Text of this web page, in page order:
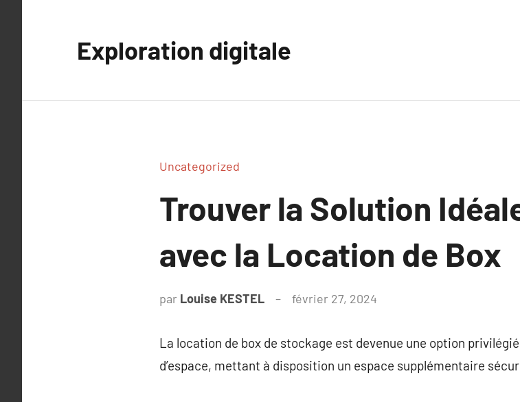
Exploration digitale
Uncategorized
Trouver la Solution
avec la Location de Box
par Louise KESTEL février 27, 2024
La location de box de stockage est devenue une option
d’espace, mettant à disposition un espace supplémentaire